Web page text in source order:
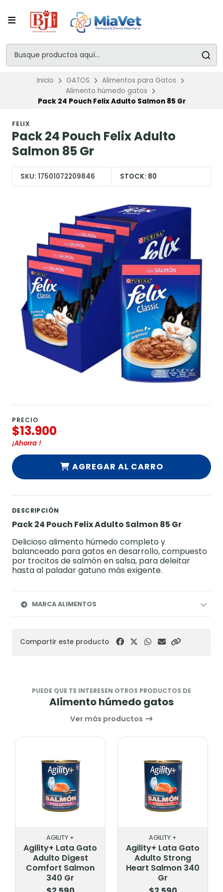
Inicio GATOS
Alimentos para Gatos
Alimento húmedo gatos
Pack 24 Pouch Felix Adulto Salmon 85 Gr
FELIX
Pack 24 Pouch Felix Adulto
Salmon 85 Gr
SKU: 17501072209846 STOCK: 80
PRECIO
$13.900
¡Ahorra !
AGREGAR AL CARRO
DESCRIPCIÓN
Pack 24 Pouch Felix Adulto Salmon 85 Gr
Delicioso alimento húmedo completo y
balanceado para gatos en desarrollo, compuesto
por trocitos de salmón en salsa, para deleitar
hasta al paladar gatuno más exigente.
MARCA ALIMENTOS
Compartir este producto
PUEDE QUE TE INTERESEN OTROS PRODUCTOS DE
Alimento húmedo gatos
Ver más productos
AGILITY +
Agility+ Lata Gato
Adulto Digest
Comfort Salmon
340 Gr
AGILITY +
Agility+ Lata Gato
Adulto Strong
Heart Salmon 340
Gr